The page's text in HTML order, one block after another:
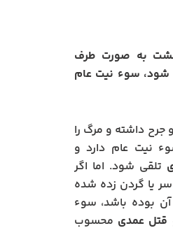
به صورت طرف
شود، سوء نیت عام
داشته و مرگ را
نیت عام دارد و
تلقی شود. اما اگر
یا گردن زده شده
بوده باشد، سوء
قتل عمدی محسوب